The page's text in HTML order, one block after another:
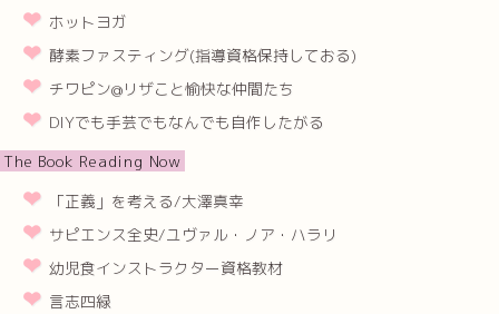
ホットヨガ
酵素ファスティング(指導資格保持しておる)
チワピン@リザこと愉快な仲間たち
DIYでも手芸でもなんでも自作したがる
The Book Reading Now
「正義」を考える/大澤真幸
サピエンス全史/ユヴァル・ノア・ハラリ
幼児食インストラクター資格教材
言志四緑